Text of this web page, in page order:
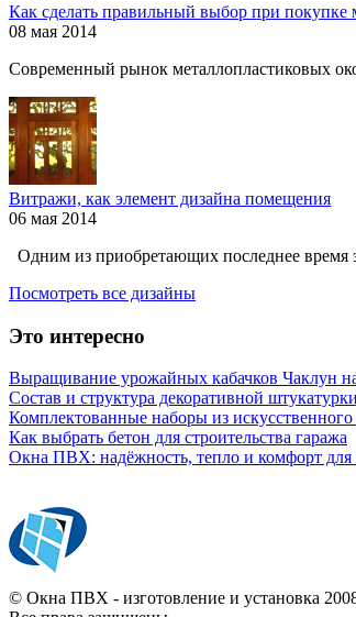
Как сделать правильный выбор при покупке
08 мая 2014
Современный рынок металлопластиковых
Витражи, как элемент дизайна помещения
06 мая 2014
Одним из приобретающих последнее время
Посмотреть все дизайны
Это интересно
Выращивание урожайных кабачков Чаклун
Состав и структура декоративной
Комплектованные наборы из
Как выбрать бетон для строительства гаража
Окна ПВХ: надёжность, тепло и комфорт для
© Окна ПВХ - изготовление и установка